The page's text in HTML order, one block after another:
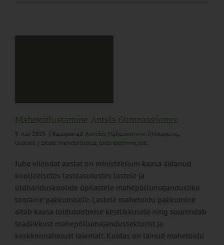
Mahetoitlustamine Antsla Gümnaasiumis
9. mai 2025 | Kategooriad: Aiandus, Mahetootmine, Ühistegevus,
Uudised | Sildid: mahetoitlustus, toidu tootmine, toit
Juba viiendat aastat on ministeerium kaasa aidanud
koolieelsetes lasteasutustes lastele ja
üldhariduskoolide õpilastele mahepõllumajandusliku
tooraine pakkumisele. Lastele mahetoidu pakkumine
aitab kaasa toidutootmise kestlikkusele ning suurendab
teadlikkust mahepõllumajandussektorist ja
keskkonnahoiust laiemalt. Kuidas on läinud mahetoidu